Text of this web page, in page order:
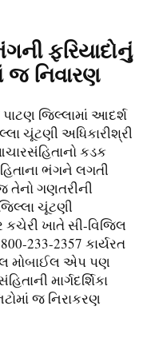
ફરિયાદોનું
જ નિવારણ
જિલ્લામાં આદર્શ
ચૂંટણી અધિકારીશ્રી
કડક
ભંગને લગતી
તેનો ગણતરીની
ચૂંટણી
ખાતે સી-વિજિલ
233-2357 કાર્યરત
મોબાઈલ એપ પણ
માર્ગદર્શિકા
જ નિરાકરણ